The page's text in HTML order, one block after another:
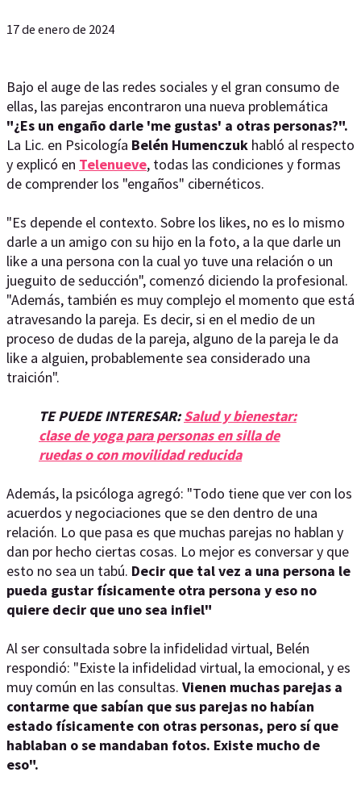
17 de enero de 2024
Bajo el auge de las redes sociales y el gran consumo de
ellas, las parejas encontraron una nueva problemática
"¿Es un engaño darle 'me gustas' a otras personas?".
La Lic. en Psicología Belén Humenczuk habló al respecto
y explicó en Telenueve, todas las condiciones y formas
de comprender los "engaños" cibernéticos.
"Es depende el contexto. Sobre los likes, no es lo mismo
darle a un amigo con su hijo en la foto, a la que darle un
like a una persona con la cual yo tuve una relación o un
jueguito de seducción", comenzó diciendo la profesional.
"Además, también es muy complejo el momento que está
atravesando la pareja. Es decir, si en el medio de un
proceso de dudas de la pareja, alguno de la pareja le da
like a alguien, probablemente sea considerado una
traición".
TE PUEDE INTERESAR:Salud y bienestar:
clase de yoga para personas en silla de
ruedas o con movilidad reducida
Además, la psicóloga agregó: "Todo tiene que ver con los
acuerdos y negociaciones que se den dentro de una
relación. Lo que pasa es que muchas parejas no hablan y
dan por hecho ciertas cosas. Lo mejor es conversar y que
esto no sea un tabú. Decir que tal vez a una persona le
pueda gustar físicamente otra persona y eso no
quiere decir que uno sea infiel"
Al ser consultada sobre la infidelidad virtual, Belén
respondió: "Existe la infidelidad virtual, la emocional, y es
muy común en las consultas. Vienen muchas parejas a
contarme que sabían que sus parejas no habían
estado físicamente con otras personas, pero sí que
hablaban o se mandaban fotos. Existe mucho de
eso".